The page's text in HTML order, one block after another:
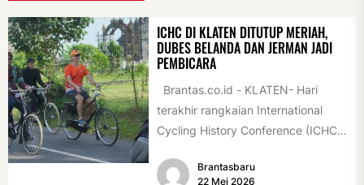
ICHC DI KLATEN DITUTUP MERIAH,
DUBES BELANDA DAN JERMAN JADI
PEMBICARA
Brantas.co.id - KLATEN- Hari
terakhir rangkaian International
Cycling History Conference (ICHC)
istimewa. Sejumlah tokoh
Brantasbaru
22 Mei 2026